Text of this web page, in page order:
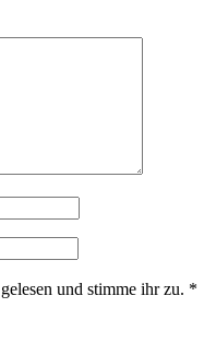
gelesen und stimme ihr zu. *